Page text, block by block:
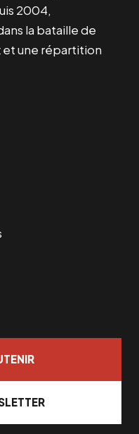
2004,
la bataille de
et une répartition